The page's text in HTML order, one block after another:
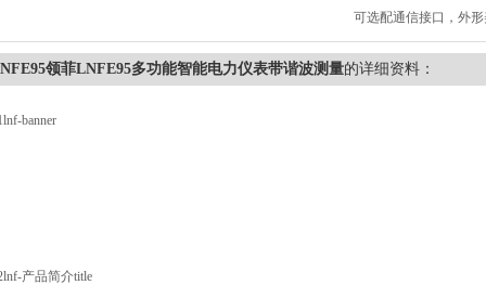
可选配通信接口，外形
领菲LNFE95多功能智能电力仪表带谐波测量的详细资料：